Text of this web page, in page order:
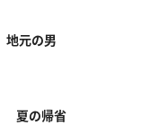
地元の男
夏の帰省